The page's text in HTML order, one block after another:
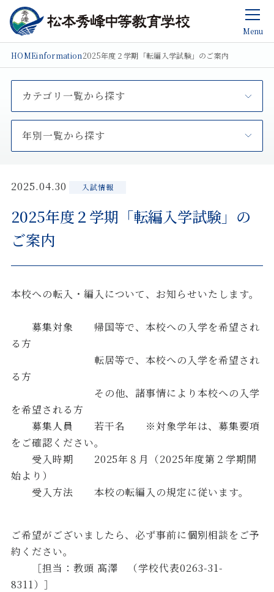
Menu
HOMEinformation2025年度２学期「転編入学試験」のご案内
カテゴリ一覧から探す
年別一覧から探す
2025.04.30 入試情報
2025年度２学期「転編入学試験」の
ご案内
本校への転入・編入について、お知らせいたします。
募集対象 帰国等で、本校への入学を希望され
る方
転居等で、本校への入学を希望され
る方
その他、諸事情により本校への入学
を希望される方
募集人員 若干名 ※対象学年は、募集要項
をご確認ください。
受入時期 2025年８月（2025年度第２学期開
始より）
受入方法 本校の転編入の規定に従います。
ご希望がございましたら、必ず事前に個別相談をご予
約ください。
［担当：教頭 髙澤 （学校代表0263-31-
8311）］